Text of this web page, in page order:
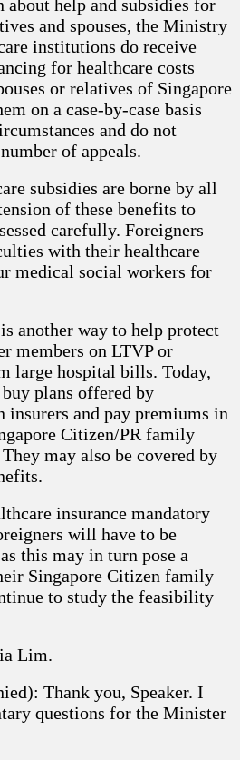
about help and subsidies for
and spouses, the Ministry
institutions do receive
for healthcare costs
or relatives of Singapore
on a case-by-case basis
and do not
of appeals.
subsidies are borne by all
of these benefits to
carefully. Foreigners
with their healthcare
medical social workers for
another way to help protect
members on LTVP or
large hospital bills. Today,
plans offered by
insurers and pay premiums in
Citizen/PR family
may also be covered by
insurance mandatory
will have to be
this may in turn pose a
Singapore Citizen family
to study the feasibility
Lim.
Thank you, Speaker. I
questions for the Minister